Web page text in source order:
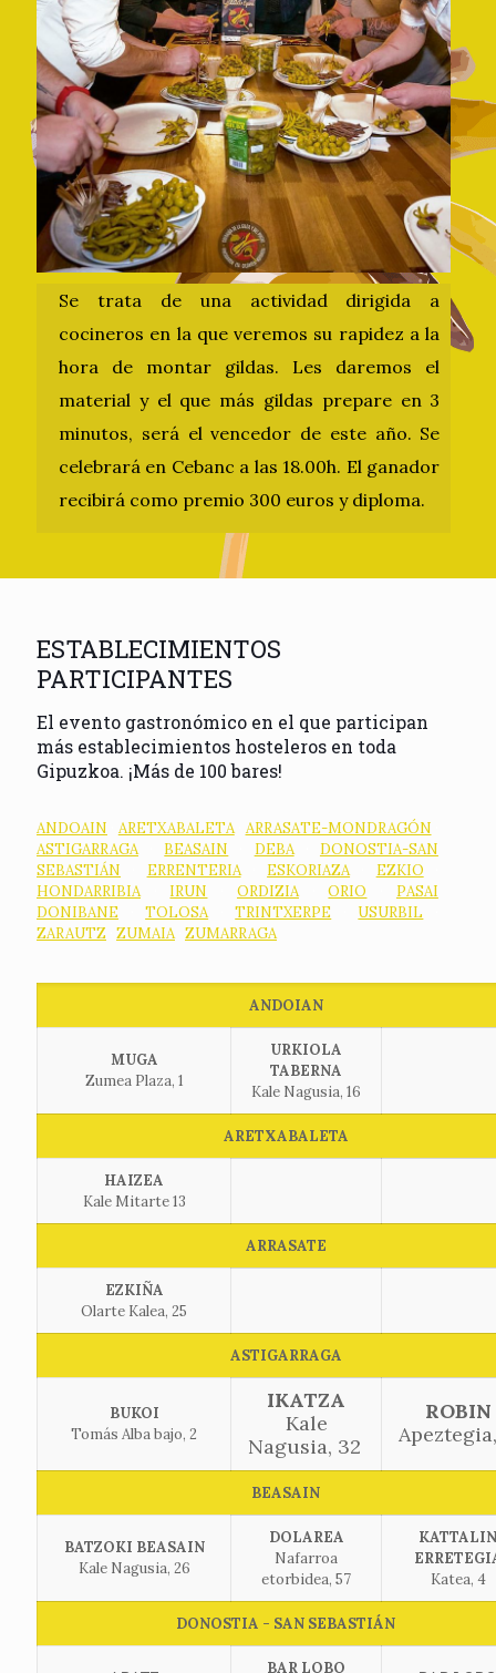
Se trata de una actividad dirigida a
cocineros en la que veremos su rapidez a la
hora de montar gildas. Les daremos el
material y el que más gildas prepare en 3
minutos, será el vencedor de este año. Se
celebrará en Cebanc a las 18.00h. El ganador
recibirá como premio 300 euros y diploma.
ESTABLECIMIENTOS
PARTICIPANTES
El evento gastronómico en el que participan
más establecimientos hosteleros en toda
Gipuzkoa. ¡Más de 100 bares!
ANDOAIN ARETXABALETA· ARRASATE-MONDRAGÓN
ASTIGARRAGA· BEASAIN DEBA· DONOSTIA-SAN
SEBASTIÁN
ERRENTERIA· ESKORIAZA· EZKIO
HONDARRIBIA· IRUN ORDIZIA·ORIO
PASAI
DONIBANE ·TOLOSA·TRINTXERPE USURBIL
ZARAUTZ ZUMAIA· ZUMARRAGA
ANDOIAN
MUGA
Zumea Plaza, 1
URKIOLA
TABERNA
Kale Nagusia, 16
ARETXABALETA
HAIZEA
Kale Mitarte 13
ARRASATE
EZKIÑA
Olarte Kalea, 25
ASTIGARRAGA
BUKOI
Tomás Alba bajo, 2
IKATZA
Kale
Nagusia, 32
ROBIN
BEASAIN
BATZOKI BEASAIN
Kale Nagusia, 26
DOLAREA
Nafarroa
etorbidea, 57
KATTALIN
Katea, 4
DONOSTIA - SAN SEBASTIÁN
BAR LOBO